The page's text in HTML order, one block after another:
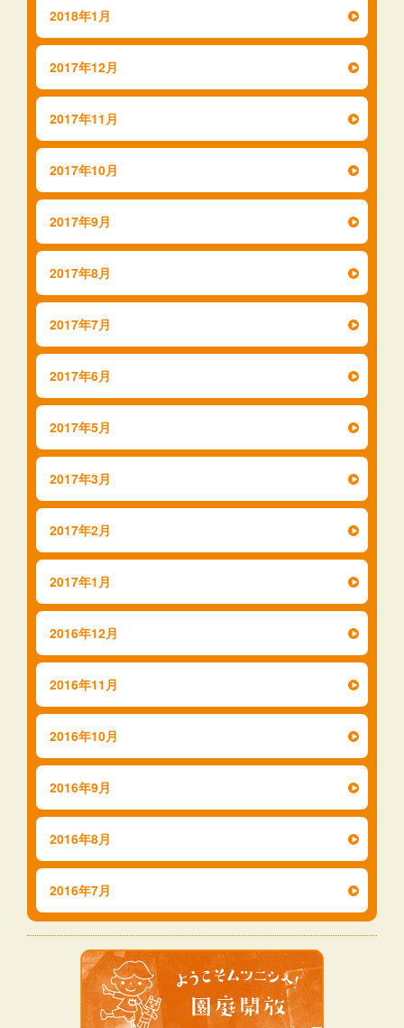
2018年1月
2017年12月
2017年11月
2017年10月
2017年9月
2017年8月
2017年7月
2017年6月
2017年5月
2017年3月
2017年2月
2017年1月
2016年12月
2016年11月
2016年10月
2016年9月
2016年8月
2016年7月